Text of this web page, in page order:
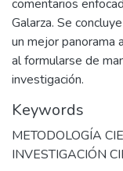
comentarios
Galarza. Se
un mejor panorama
al formularse de
investigación.
Keywords
METODOLOGÍA
INVESTIGACIÓN